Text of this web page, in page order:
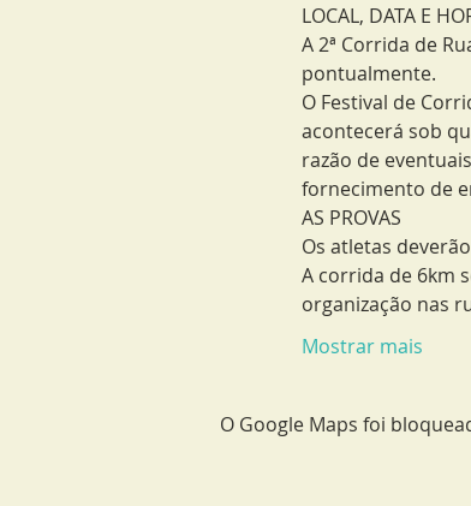
LOCAL, DATA E
A 2ª Corrida de
pontualmente.
O Festival de
acontecerá sob
razão de
fornecimento de
AS PROVAS
Os atletas
A corrida de 6km
organização nas
Mostrar mais
O Google Maps foi